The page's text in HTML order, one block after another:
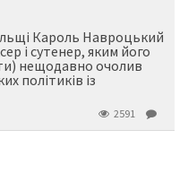
Кароль Навроцький
і сутенер, яким його
нещодавно очолив
політиків із
2591